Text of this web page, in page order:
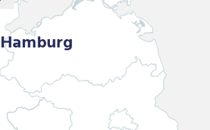
Hamburg